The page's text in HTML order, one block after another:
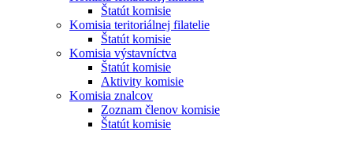
Štatút komisie
Komisia teritoriálnej filatelie
Štatút komisie
Komisia výstavníctva
Štatút komisie
Aktivity komisie
Komisia znalcov
Zoznam členov komisie
Štatút komisie